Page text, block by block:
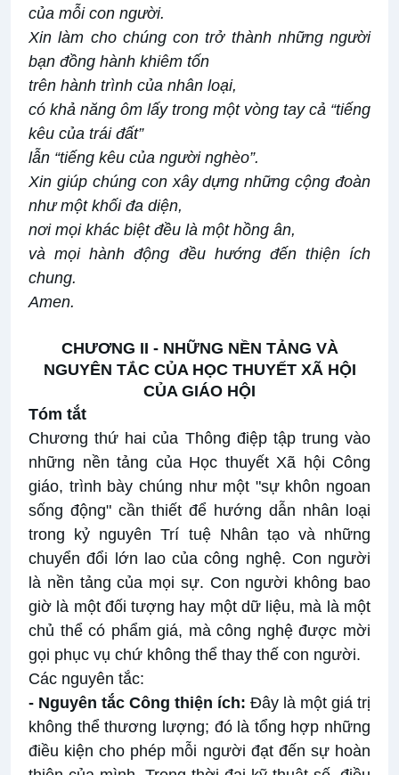
của mỗi con người.
Xin làm cho chúng con trở thành những người
bạn đồng hành khiêm tốn
trên hành trình của nhân loại,
có khả năng ôm lấy trong một vòng tay cả “tiếng
kêu của trái đất”
lẫn “tiếng kêu của người nghèo”.
Xin giúp chúng con xây dựng những cộng đoàn
như một khối đa diện,
nơi mọi khác biệt đều là một hồng ân,
và mọi hành động đều hướng đến thiện ích
chung.
Amen.
CHƯƠNG II - NHỮNG NỀN TẢNG VÀ
NGUYÊN TẮC CỦA HỌC THUYẾT XÃ HỘI
CỦA GIÁO HỘI
Tóm tắt
Chương thứ hai của Thông điệp tập trung vào
những nền tảng của Học thuyết Xã hội Công
giáo, trình bày chúng như một "sự khôn ngoan
sống động" cần thiết để hướng dẫn nhân loại
trong kỷ nguyên Trí tuệ Nhân tạo và những
chuyển đổi lớn lao của công nghệ. Con người
là nền tảng của mọi sự. Con người không bao
giờ là một đối tượng hay một dữ liệu, mà là một
chủ thể có phẩm giá, mà công nghệ được mời
gọi phục vụ chứ không thể thay thế con người.
Các nguyên tắc:
- Nguyên tắc Công thiện ích: Đây là một giá trị
không thể thương lượng; đó là tổng hợp những
điều kiện cho phép mỗi người đạt đến sự hoàn